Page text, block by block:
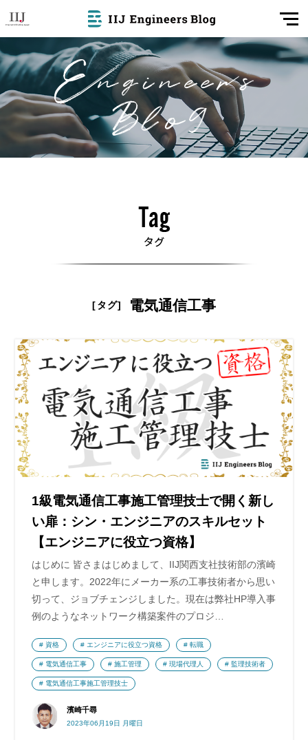
[タグ] 電気通信工事
1級電気通信工事施工管理技士で開く新し
い扉：シン・エンジニアのスキルセット
【エンジニアに役立つ資格】
はじめに 皆さまはじめまして、IIJ関西支社技術部の濱崎
と申します。2022年にメーカー系の工事技術者から思い
切って、ジョブチェンジしました。現在は弊社HP導入事
例のようなネットワーク構築案件のプロジ…
濱崎千尋
2023年06月19日 月曜日
資格 エンジニアに役立つ資格 転職
電気通信工事 施工管理 現場代理人 監理技術者
電気通信工事施工管理技士